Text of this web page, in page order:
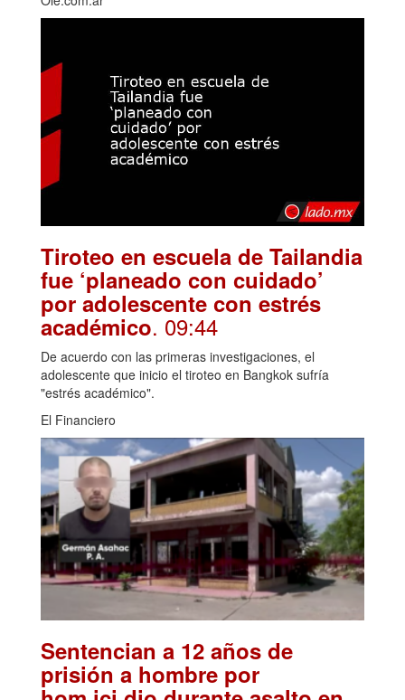
Tiroteo en escuela de Tailandia
fue ‘planeado con cuidado’
por adolescente con estrés
académico. 09:44
De acuerdo con las primeras investigaciones, el
adolescente que inicio el tiroteo en Bangkok sufría
"estrés académico".
El Financiero
Sentencian a 12 años de
prisión a hombre por